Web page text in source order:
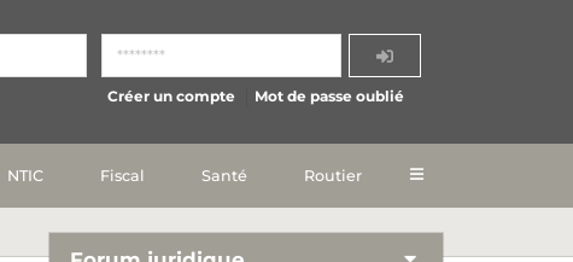
Créer un compte Mot de passe oublié
NTIC Fiscal Santé Routier